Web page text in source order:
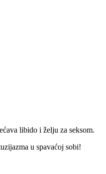
libido i želju za seksom.
u spavaćoj sobi!